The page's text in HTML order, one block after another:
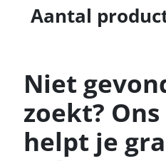
Aantal
Niet
zoekt?
helpt je